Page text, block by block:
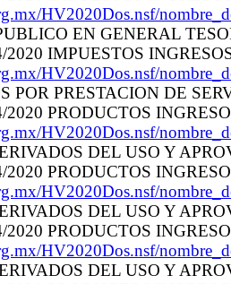
HV2020Dos.nsf/
EN GENERAL
2020 IMPUESTOS
HV2020Dos.nsf/
POR PRESTACION DE
2020 PRODUCTOS
HV2020Dos.nsf/
DEL USO Y
2020 PRODUCTOS
HV2020Dos.nsf/
DEL USO Y
2020 PRODUCTOS
HV2020Dos.nsf/
DEL USO Y